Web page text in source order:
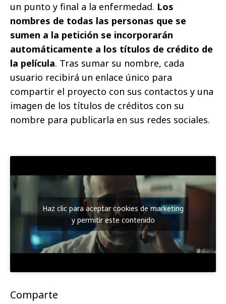
un punto y final a la enfermedad. Los
nombres de todas las personas que se
sumen a la petición se incorporarán
automáticamente a los títulos de crédito de
la película. Tras sumar su nombre, cada
usuario recibirá un enlace único para
compartir el proyecto con sus contactos y una
imagen de los títulos de créditos con su
nombre para publicarla en sus redes sociales.
Haz clic para aceptar cookies de marketing
y permitir este contenido
Comparte